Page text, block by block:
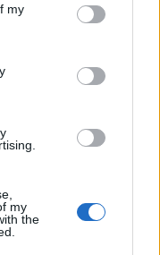
my
my
the
belüli